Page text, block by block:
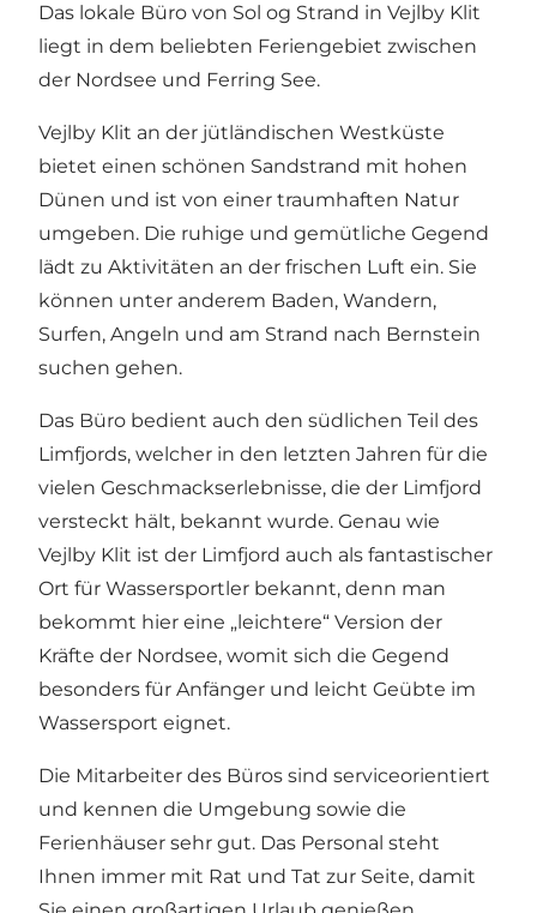
Das lokale Büro von Sol og Strand in Vejlby Klit
liegt in dem beliebten Feriengebiet zwischen
der Nordsee und Ferring See.
Vejlby Klit an der jütländischen Westküste
bietet einen schönen Sandstrand mit hohen
Dünen und ist von einer traumhaften Natur
umgeben. Die ruhige und gemütliche Gegend
lädt zu Aktivitäten an der frischen Luft ein. Sie
können unter anderem Baden, Wandern,
Surfen, Angeln und am Strand nach Bernstein
suchen gehen.
Das Büro bedient auch den südlichen Teil des
Limfjords, welcher in den letzten Jahren für die
vielen Geschmackserlebnisse, die der Limfjord
versteckt hält, bekannt wurde. Genau wie
Vejlby Klit ist der Limfjord auch als fantastischer
Ort für Wassersportler bekannt, denn man
bekommt hier eine „leichtere“ Version der
Kräfte der Nordsee, womit sich die Gegend
besonders für Anfänger und leicht Geübte im
Wassersport eignet.
Die Mitarbeiter des Büros sind serviceorientiert
und kennen die Umgebung sowie die
Ferienhäuser sehr gut. Das Personal steht
Ihnen immer mit Rat und Tat zur Seite, damit